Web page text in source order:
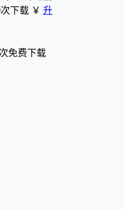
下载 ￥ 升
免费下载